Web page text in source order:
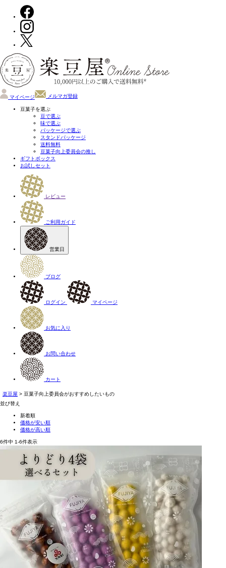
マイページ メルマガ登録
豆菓子を選ぶ
豆で選ぶ
味で選ぶ
パッケージで選ぶ
スタンドパッケージ
送料無料
豆菓子向上委員会の推し
ギフトボックス
お試しセット
レビュー
ご利用ガイド
営業日
ブログ
ログイン マイページ
お気に入り
お問い合わせ
カート
楽豆屋
豆菓子向上委員会がおすすめしたいもの
並び替え
新着順
価格が安い順
価格が高い順
6件中 1-6件表示